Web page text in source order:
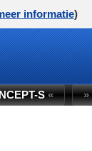
S« »
informatie)